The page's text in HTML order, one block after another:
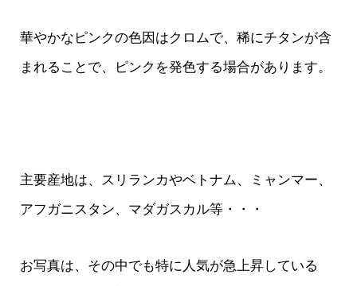
華やかなピンクの色因はクロムで、稀にチタンが含
まれることで、ピンクを発色する場合があります。
主要産地は、スリランカやベトナム、ミャンマー、
アフガニスタン、マダガスカル等・・・
お写真は、その中でも特に人気が急上昇している